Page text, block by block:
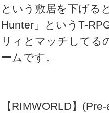
という敷居を下げる
Hunter」というT-
リィとマッチしてる
ームです。
【RIMWORLD】